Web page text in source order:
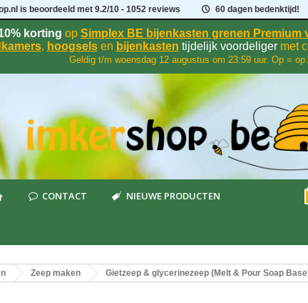
is beoordeeld met 9.2/10 - 1052 reviews 60 dagen bedenktijd!
korting op Simplex BE bijenkasten grenen Premium
, hoogselsen bijenkasten tijdelijk voordeligermet
Geldig t/m woensdag 12 augustus om 23:59 uur. Op = op.
CONTACT NIEUWE PRODUCTEN
Zeep maken Gietzeep & glycerinezeep (Melt & Pour Soap